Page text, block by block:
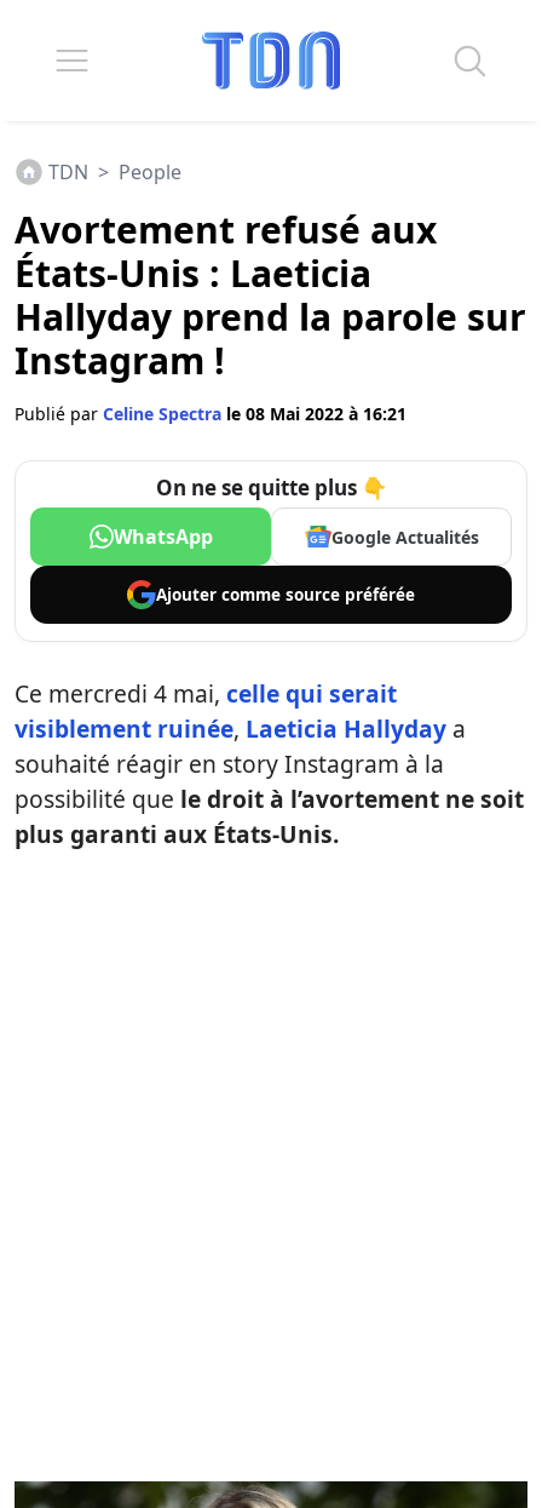
TDN > People
Avortement refusé aux
États-Unis : Laeticia
Hallyday prend la parole sur
Instagram !
Publié par Celine Spectra le 08 Mai 2022 à 16:21
On ne se quitte plus 👇
WhatsApp Google Actualités
Ajouter comme source préférée
Ce mercredi 4 mai, celle qui serait
visiblement ruinée, Laeticia Hallyday a
souhaité réagir en story Instagram à la
possibilité que le droit à l’avortement ne soit
plus garanti aux États-Unis.